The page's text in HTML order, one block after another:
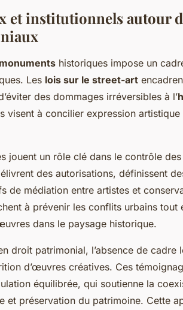
et institutionnels autour
historiques impose un
Les lois sur le street-art
des dommages irréversibles à l’
visent à concilier expression
jouent un rôle clé dans le contrôle
des autorisations, définissent
de médiation entre artistes et
à prévenir les conflits urbains tout
dans le paysage historique.
droit patrimonial, l’absence de
d’œuvres créatives. Ces
équilibrée, qui soutienne la
et préservation du patrimoine. Cette